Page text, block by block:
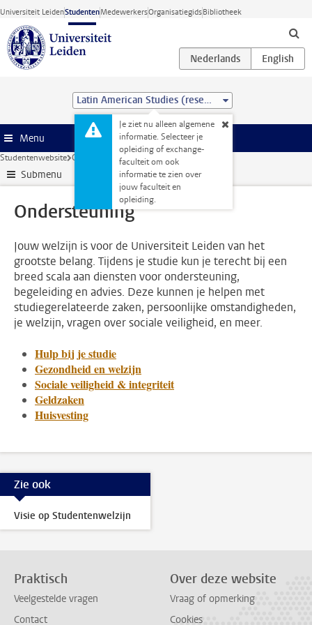
Ga direct naar de inhoud
Universiteit LeidenStudentenMedewerkersOrganisatiegidsBibliotheek
Latin American Studies (research) (MA)
Je ziet nu alleen algemene
informatie. Selecteer je
opleiding of exchange-
faculteit om ook
informatie te zien over
jouw faculteit en
opleiding.
Menu
Studentenwebsite Ondersteuning
Submenu
Ondersteuning
Jouw welzijn is voor de Universiteit Leiden van het
grootste belang. Tijdens je studie kun je terecht bij een
breed scala aan diensten voor ondersteuning,
begeleiding en advies. Deze kunnen je helpen met
studiegerelateerde zaken, persoonlijke omstandigheden,
je welzijn, vragen over sociale veiligheid, en meer.
Hulp bij je studie
Gezondheid en welzijn
Sociale veiligheid & integriteit
Geldzaken
Huisvesting
Zie ook
Visie op Studentenwelzijn
Praktisch
Veelgestelde vragen
Contact
Over deze website
Vraag of opmerking
Cookies